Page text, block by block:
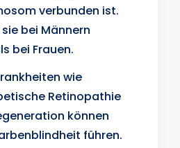
verbunden ist.
bei Männern
bei Frauen.
wie
Retinopathie
können
führen.